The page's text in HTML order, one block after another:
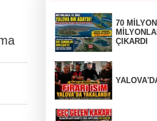
70
ÇIKARDI